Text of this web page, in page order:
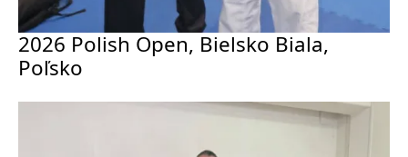
2026 Polish Open, Bielsko Biala,
Poľsko